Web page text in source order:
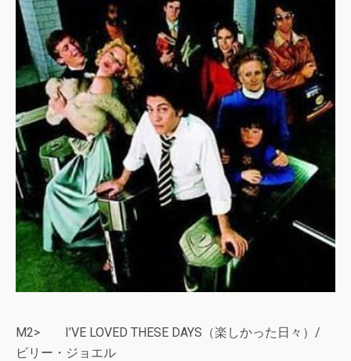
M2> I’VE LOVED THESE DAYS（楽しかった日々）/
ビリー・ジョエル